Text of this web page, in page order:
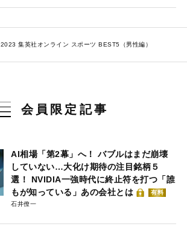
2023 集英社オンライン スポーツ BEST5（男性編）
会員限定記事
AI相場「第2幕」へ！ バブルはまだ崩壊
していない…大化け期待の注目銘柄５
選！ NVIDIA一強時代に終止符を打つ「誰
もが知っている」あの会社とは
有料
石井僚一